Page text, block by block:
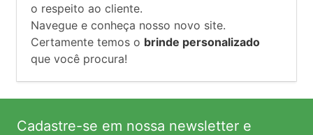
o respeito ao cliente.
Navegue e conheça nosso novo site.
Certamente temos o brinde personalizado
que você procura!
Cadastre-se em nossa newsletter e